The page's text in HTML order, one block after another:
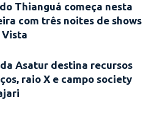
Thianguá começa nesta
com três noites de shows
Vista
Asatur destina recursos
raio X e campo society